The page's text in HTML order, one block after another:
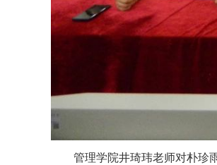
管理学院井琦玮老师对朴珍